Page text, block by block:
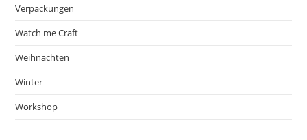
Verpackungen
Watch me Craft
Weihnachten
Winter
Workshop